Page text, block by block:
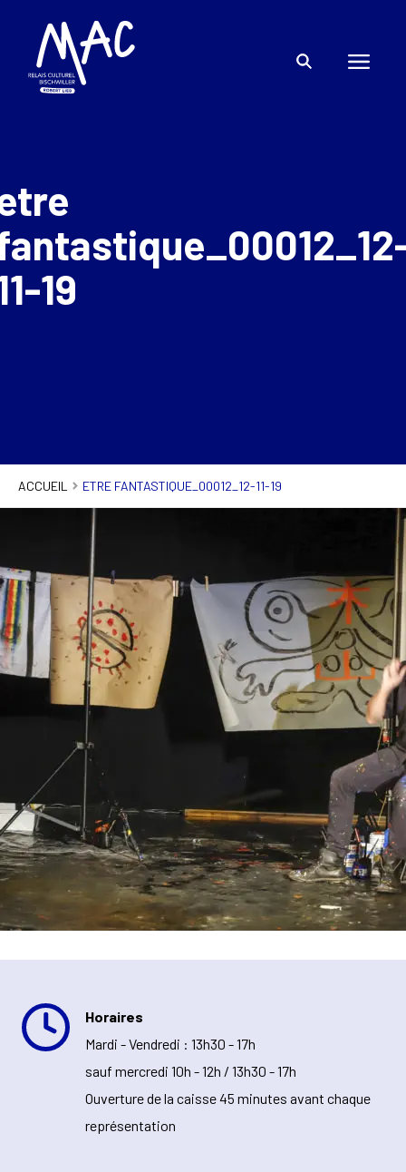
19
ACCUEIL ETRE FANTASTIQUE_00012_12-11-19
Horaires
Mardi - Vendredi : 13h30 - 17h
sauf mercredi 10h - 12h / 13h30 - 17h
Ouverture de la caisse 45 minutes avant chaque
représentation